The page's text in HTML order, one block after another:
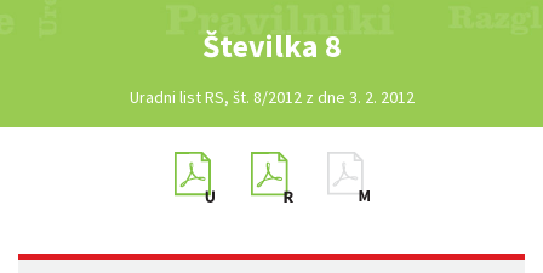
Številka 8
Uradni list RS, št. 8/2012 z dne 3. 2. 2012